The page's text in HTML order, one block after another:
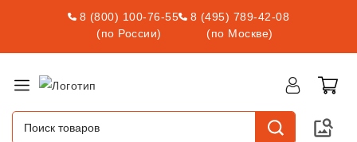
8 (800) 100-76-55
(по России)
8 (495) 789-42-08
(по Москве)